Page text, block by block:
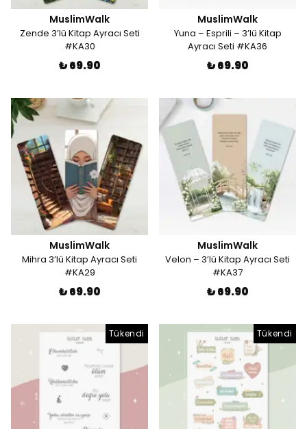
MuslimWalk
Zende 3’lü Kitap Ayracı Seti
#KA30
₺ 69.90
MuslimWalk
Yuna – Esprili – 3’lü Kitap
Ayracı Seti #KA36
₺ 69.90
MuslimWalk
Mihra 3’lü Kitap Ayracı Seti
#KA29
₺ 69.90
MuslimWalk
Velon – 3’lü Kitap Ayracı Seti
#KA37
₺ 69.90
Tükendi Tükendi